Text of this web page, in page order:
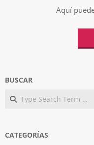
Aquí
BUSCAR
Search
CATEGORÍAS